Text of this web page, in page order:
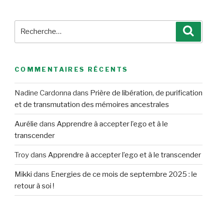
COMMENTAIRES RÉCENTS
Nadine Cardonna dans Prière de libération, de purification
et de transmutation des mémoires ancestrales
Aurélie dans Apprendre à accepter l’ego et à le
transcender
Troydans Apprendre à accepter l’ego et à le transcender
Mikki dans Energies de ce mois de septembre 2025 : le
retour à soi !